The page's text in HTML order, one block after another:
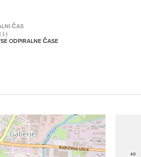
ČAS
(-)
ODPIRALNE ČASE